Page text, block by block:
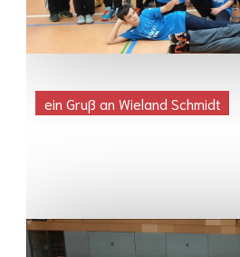
ein Gruß an Wieland Schmidt